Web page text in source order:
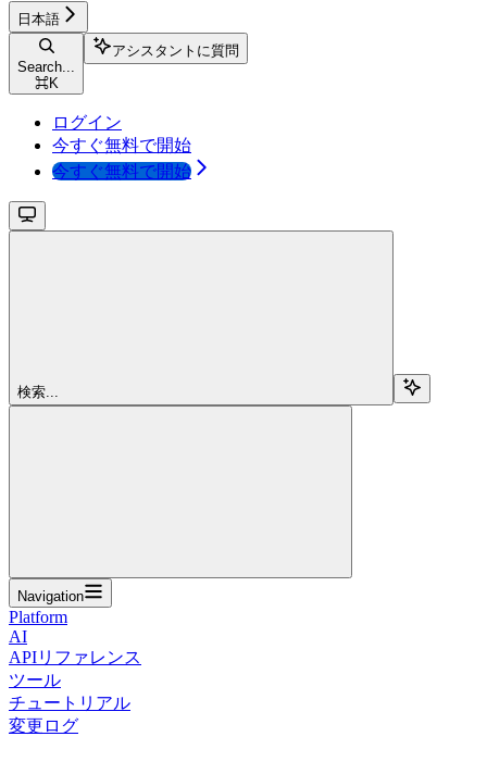
日本語
Search...
⌘K
アシスタントに質問
ログイン
今すぐ無料で開始
今すぐ無料で開始
検索...
Navigation
Platform
AI
APIリファレンス
ツール
チュートリアル
変更ログ